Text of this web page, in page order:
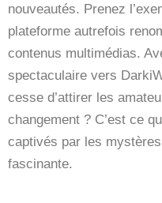
nouveautés. Prenez
plateforme autrefois
contenus multimédias.
spectaculaire vers
cesse d’attirer les
changement ? C’est ce
captivés par les
fascinante.